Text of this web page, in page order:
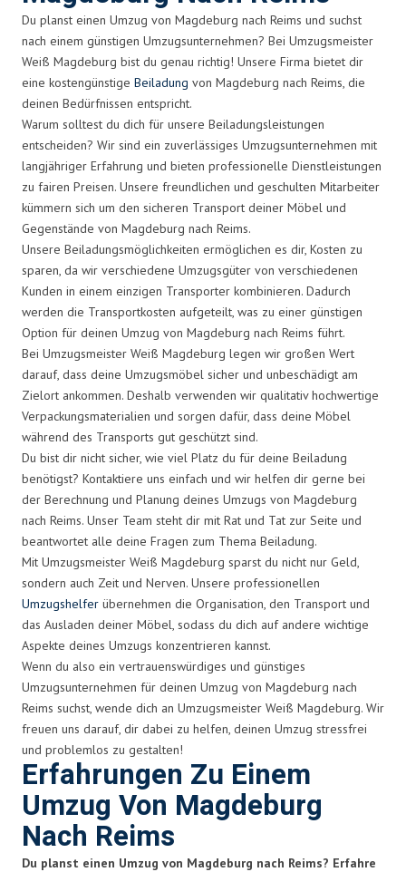
Du planst einen Umzug von Magdeburg nach Reims und suchst
nach einem günstigen Umzugsunternehmen? Bei Umzugsmeister
Weiß Magdeburg bist du genau richtig! Unsere Firma bietet dir
eine kostengünstige Beiladung von Magdeburg nach Reims, die
deinen Bedürfnissen entspricht.
Warum solltest du dich für unsere Beiladungsleistungen
entscheiden? Wir sind ein zuverlässiges Umzugsunternehmen mit
langjähriger Erfahrung und bieten professionelle Dienstleistungen
zu fairen Preisen. Unsere freundlichen und geschulten Mitarbeiter
kümmern sich um den sicheren Transport deiner Möbel und
Gegenstände von Magdeburg nach Reims.
Unsere Beiladungsmöglichkeiten ermöglichen es dir, Kosten zu
sparen, da wir verschiedene Umzugsgüter von verschiedenen
Kunden in einem einzigen Transporter kombinieren. Dadurch
werden die Transportkosten aufgeteilt, was zu einer günstigen
Option für deinen Umzug von Magdeburg nach Reims führt.
Bei Umzugsmeister Weiß Magdeburg legen wir großen Wert
darauf, dass deine Umzugsmöbel sicher und unbeschädigt am
Zielort ankommen. Deshalb verwenden wir qualitativ hochwertige
Verpackungsmaterialien und sorgen dafür, dass deine Möbel
während des Transports gut geschützt sind.
Du bist dir nicht sicher, wie viel Platz du für deine Beiladung
benötigst? Kontaktiere uns einfach und wir helfen dir gerne bei
der Berechnung und Planung deines Umzugs von Magdeburg
nach Reims. Unser Team steht dir mit Rat und Tat zur Seite und
beantwortet alle deine Fragen zum Thema Beiladung.
Mit Umzugsmeister Weiß Magdeburg sparst du nicht nur Geld,
sondern auch Zeit und Nerven. Unsere professionellen
Umzugshelfer übernehmen die Organisation, den Transport und
das Ausladen deiner Möbel, sodass du dich auf andere wichtige
Aspekte deines Umzugs konzentrieren kannst.
Wenn du also ein vertrauenswürdiges und günstiges
Umzugsunternehmen für deinen Umzug von Magdeburg nach
Reims suchst, wende dich an Umzugsmeister Weiß Magdeburg. Wir
freuen uns darauf, dir dabei zu helfen, deinen Umzug stressfrei
und problemlos zu gestalten!
Erfahrungen Zu Einem
Umzug Von Magdeburg
Nach Reims
Du planst einen Umzug von Magdeburg nach Reims? Erfahre